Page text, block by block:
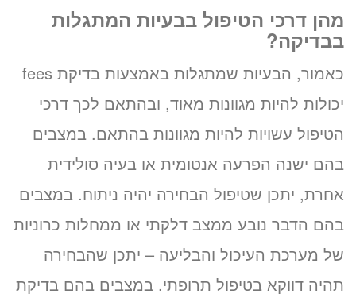
מהן דרכי הטיפול בבעיות המתגלות
בבדיקה?
כאמור, הבעיות שמתגלות באמצעות בדיקת fees
יכולות להיות מגוונות מאוד, ובהתאם לכך דרכי
הטיפול עשויות להיות מגוונות בהתאם. במצבים
בהם ישנה הפרעה אנטומית או בעיה סולידית
אחרת, יתכן שטיפול הבחירה יהיה ניתוח. במצבים
בהם הדבר נובע ממצב דלקתי או ממחלות כרוניות
של מערכת העיכול והבליעה – יתכן שהבחירה
תהיה דווקא בטיפול תרופתי. במצבים בהם בדיקת